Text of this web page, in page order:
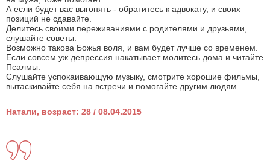
А если будет вас выгонять - обратитесь к адвокату, и своих
позиций не сдавайте.
Делитесь своими переживаниями с родителями и друзьями,
слушайте советы.
Возможно такова Божья воля, и вам будет лучше со временем.
Если совсем уж депрессия накатывает молитесь дома и читайте
Псалмы.
Слушайте успокаивающую музыку, смотрите хорошие фильмы,
вытаскивайте себя на встречи и помогайте другим людям.
Натали, возраст: 28 / 08.04.2015